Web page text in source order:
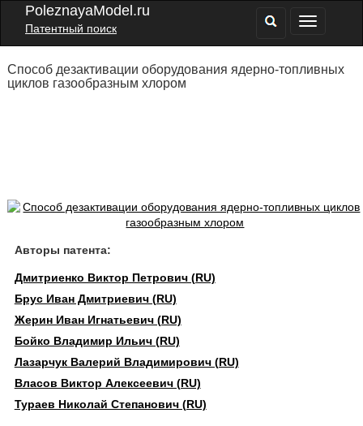
PoleznayaModel.ru
Патентный поиск
Способ дезактивации оборудования ядерно-топливных
циклов газообразным хлором
Авторы патента:
Дмитриенко Виктор Петрович (RU)
Брус Иван Дмитриевич (RU)
Жерин Иван Игнатьевич (RU)
Бойко Владимир Ильич (RU)
Лазарчук Валерий Владимирович (RU)
Власов Виктор Алексеевич (RU)
Тураев Николай Степанович (RU)